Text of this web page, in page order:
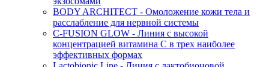
BODY ARCHITECT - Омоложение кожи тела и
расслабление для нервной системы
C-FUSION GLOW - Линия с высокой
концентрацией витамина C в трех наиболее
эффективных формах